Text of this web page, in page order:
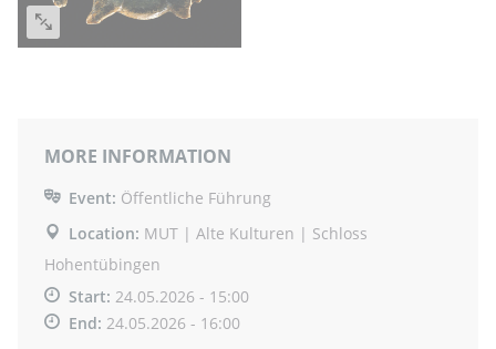
MORE INFORMATION
Event: Öffentliche Führung
Location: MUT | Alte Kulturen | Schloss
Hohentübingen
Start: 24.05.2026 - 15:00
End: 24.05.2026 - 16:00